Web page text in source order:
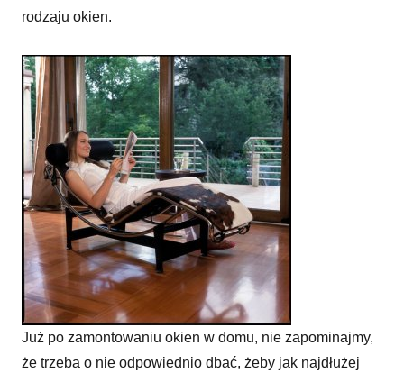
rodzaju okien.
Już po zamontowaniu okien w domu, nie zapominajmy,
że trzeba o nie odpowiednio dbać, żeby jak najdłużej